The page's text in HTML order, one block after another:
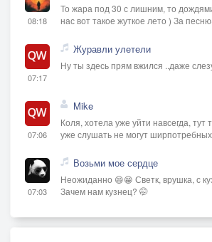
08:18
То жара под 30 с лишним, то
нас вот такое жуткое лето ) За
07:17
Журавли улетели
Ну ты здесь прям вжился ..даже
07:06
Mike
Коля, хотела уже уйти навсегда,
уже слушать не могут
07:03
Возьми мое сердце
Неожиданно 😄😁 Светк, врушка, с
Зачем нам кузнец? 🤭